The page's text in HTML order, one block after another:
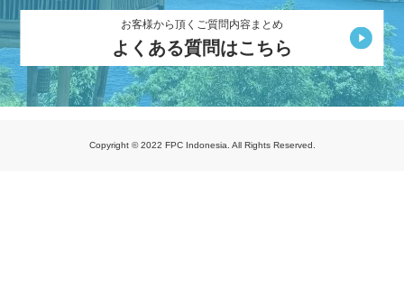
お客様から頂くご質問内容まとめ
よくある質問はこちら
Copyright © 2022 FPC Indonesia. All Rights Reserved.